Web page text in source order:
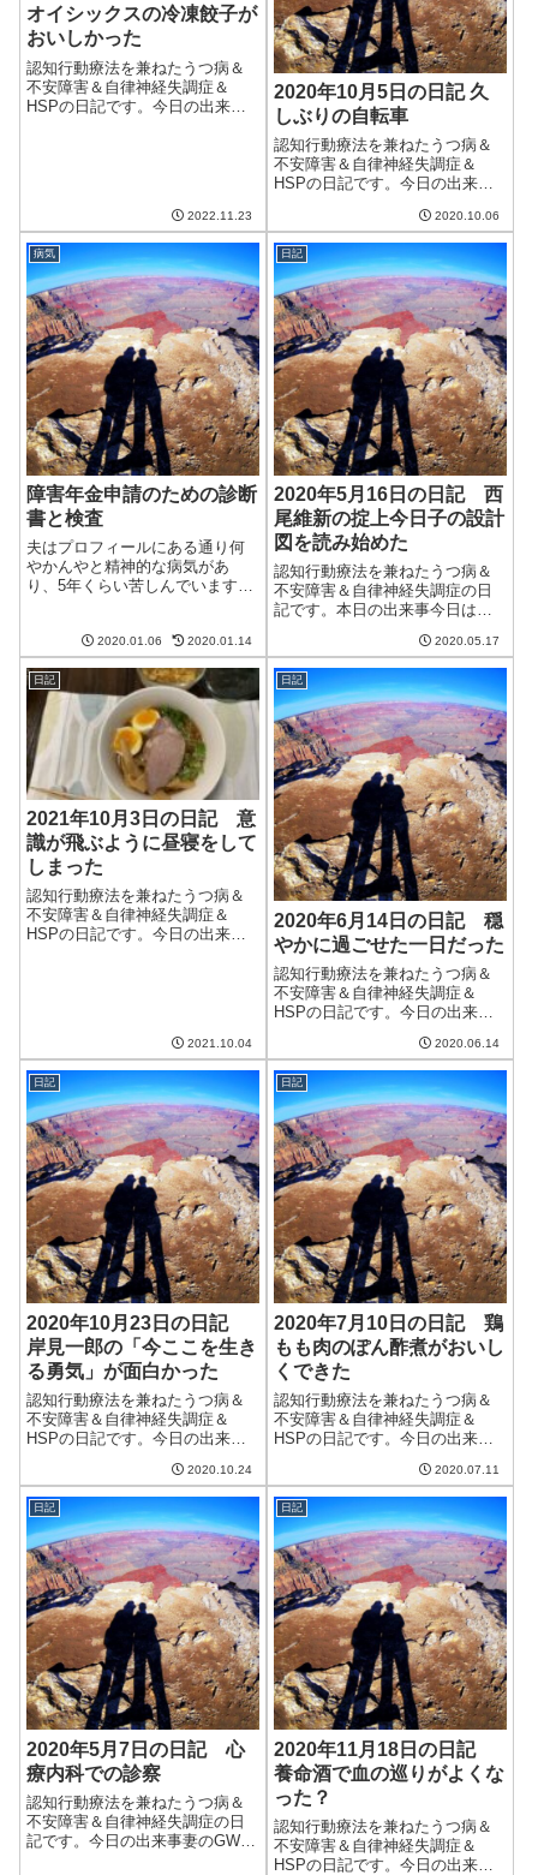
オイシックスの冷凍餃子が
おいしかった
認知行動療法を兼ねたうつ病＆
不安障害＆自律神経失調症＆
HSPの日記です。今日の出来事
2022.11.23
2020年10月5日の日記 久
しぶりの自転車
認知行動療法を兼ねたうつ病＆
不安障害＆自律神経失調症＆
HSPの日記です。今日の出来事
晴れてきたものの、日中はほぼ
曇りだった。また台風が来てい
てその影響でしばらく天気は悪
いらしい。うつ持ちとしてはま
さに憂鬱。午前中...
2020.10.06
病気
障害年金申請のための診断
書と検査
夫はプロフィールにある通り何
やかんやと精神的な病気があ
り、5年くらい苦しんでいます。
できないので障害年金を申請し
ようとしています。その現状と
経緯です。半年以上発行されな
い診断書診断書を...
2020.01.06 2020.01.14
日記
2020年5月16日の日記 西
尾維新の掟上今日子の設計
図を読み始めた
認知行動療法を兼ねたうつ病＆
不安障害＆自律神経失調症の日
記です。本日の出来事今日は朝
う。せっかく庭のオリーブの木
の花が咲いたのに雨で花粉が落
ちてしまうと実ができない。
月、火も雨らしいので大丈夫だ
ろうか。雨が降ると...
2020.05.17
日記
2021年10月3日の日記 意
識が飛ぶように昼寝をして
しまった
認知行動療法を兼ねたうつ病＆
不安障害＆自律神経失調症＆
HSPの日記です。今日の出来事
2021.10.04
日記
2020年6月14日の日記 穏
やかに過ごせた一日だった
認知行動療法を兼ねたうつ病＆
不安障害＆自律神経失調症＆
HSPの日記です。今日の出来事
マンションだけあって家の中は
気温が高く蒸し暑い。まだ6月初
めなのにダメージが大きい。一
日雨なので散歩にも行けずに引
きこもっていた...
2020.06.14
日記
2020年10月23日の日記
岸見一郎の「今ここを生き
る勇気」が面白かった
認知行動療法を兼ねたうつ病＆
不安障害＆自律神経失調症＆
HSPの日記です。今日の出来事
く雨で気分も下がる。ようやく
周期的に変わる天気が終わり、
明日からは晴天が続くらしい。
これで少しは調子が良くなると
いいなぁ。今日か...
2020.10.24
日記
2020年7月10日の日記 鶏
もも肉のぽん酢煮がおいし
くできた
認知行動療法を兼ねたうつ病＆
不安障害＆自律神経失調症＆
HSPの日記です。今日の出来事
気。蒸し暑くて午後から除湿を
つける。まだこの先一週間はこ
んな天気が続くらしい。早く梅
雨が明けてほしい。眠気が強
く、朝と昼と2回、3...
2020.07.11
日記
2020年5月7日の日記 心
療内科での診察
認知行動療法を兼ねたうつ病＆
不安障害＆自律神経失調症の日
記です。今日の出来事妻のGWが
日記
2020年11月18日の日記
養命酒で血の巡りがよくな
った？
認知行動療法を兼ねたうつ病＆
不安障害＆自律神経失調症＆
HSPの日記です。今日の出来事